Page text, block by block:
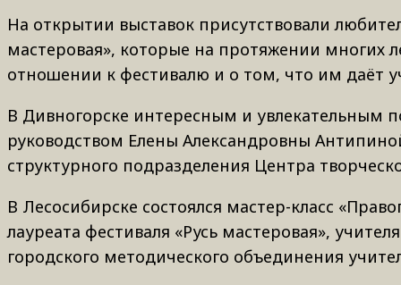
На открытии выставок присутствовали
мастеровая», которые на протяжении многих
отношении к фестивалю и о том, что им даёт
В Дивногорске интересным и увлекательным
руководством Елены Александровны
структурного подразделения Центра
В Лесосибирске состоялся мастер-класс
лауреата фестиваля «Русь мастеровая»,
городского методического объединения